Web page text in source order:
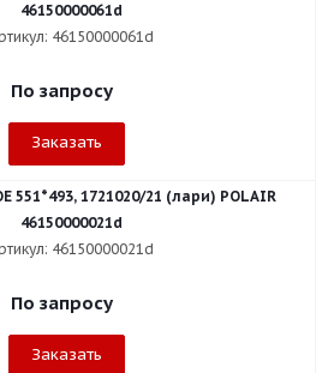
46150000061d
46150000061d
По запросу
Заказать
1721020/21 (лари) POLAIR
46150000021d
46150000021d
По запросу
Заказать